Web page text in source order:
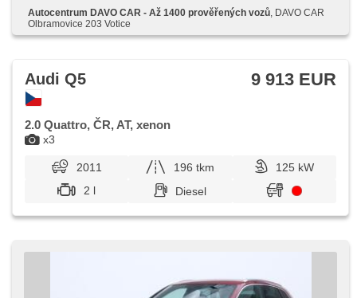
Speicherkarte, Elektronisches Stabilitätsprogramm (ESP),
Alufelgen, ABS, Antriebsschlupfregelung (ASR), 6x Airbag,
Multifunktionslenkrad, Lenkrad einstellbar, Bordcomputer,
Spiegel, Zentralverriegelung, Zentralverriegelung mit
Funkfernbedienung, Wegfahrsperre, GPS Sicherung,
Servolenkung, Start-Stop System, elektronická ruční brzda,
Scheibenwischersensor, Lichtsensor,
Heckscheibenwischer, Außenthermometer, zadní loketní
opěrka, Trennnetz im Gepäckraum, dojezdové rezervní
kolo, volba jízdního režimu, erfüllt 'EURO VI'
Autocentrum DAVO CAR - Až 1400 prověřených vozů , DAVO CAR
Olbramovice 203 Votice
x3
Audi Q5 9 913 EUR
2.0 Quattro, ČR, AT, xenon
2011 196 tkm
125 kW
2 l
Diesel